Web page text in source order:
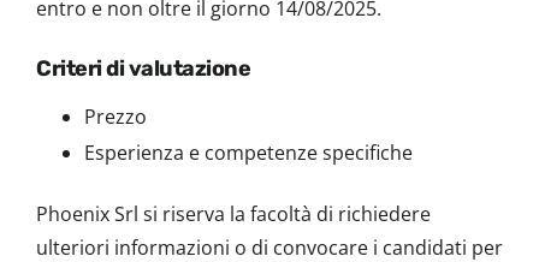
entro e non oltre il giorno 14/08/2025.
Criteri di valutazione
Prezzo
Esperienza e competenze specifiche
Phoenix Srl si riserva la facoltà di richiedere
ulteriori informazioni o di convocare i candidati per